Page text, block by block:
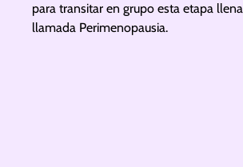
para transitar en grupo esta etapa
llamada Perimenopausia.